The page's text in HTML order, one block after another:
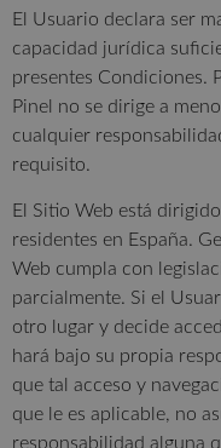
El Usuario declara ser
capacidad jurídica
presentes Condiciones.
Pinel no se dirige a
cualquier
requisito.
El Sitio Web está
residentes en España.
Web cumpla con
parcialmente. Si el
otro lugar y decide
hará bajo su propia
que tal acceso y
que le es aplicable, no
responsabilidad alguna